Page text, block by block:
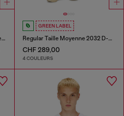
1DR-Sac iconique à bandoulière en cuir effet miroir
GREEN LABEL
Regular Taille Moyenne 2032 D-Krooley Joggjeans®
CHF 289,00
4 COULEURS